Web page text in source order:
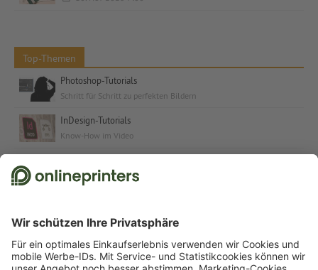
Top-Themen
Photoshop-Tutorials
Schritt für Schritt zu perfekten Bildern
InDesign-Tutorials
Know-How im Video
Schriften und Schrift-Tutorials für jeden Anlass